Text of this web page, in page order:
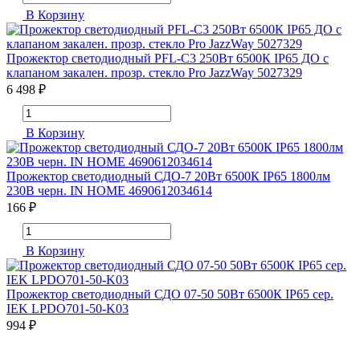
В Корзину
Прожектор светодиодный PFL-C3 250Вт 6500К IP65 ДО с
клапаном закален. прозр. стекло Pro JazzWay 5027329
6 498 ₽
В Корзину
Прожектор светодиодный СДО-7 20Вт 6500К IP65 1800лм
230В черн. IN HOME 4690612034614
166 ₽
В Корзину
Прожектор светодиодный СДО 07-50 50Вт 6500К IP65 сер.
IEK LPDO701-50-K03
994 ₽